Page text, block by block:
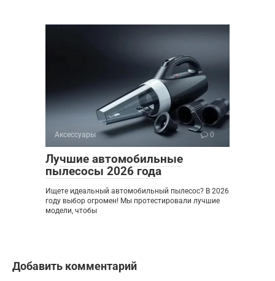
Аксессуары 0
Лучшие автомобильные
пылесосы 2026 года
Ищете идеальный автомобильный пылесос? В 2026
году выбор огромен! Мы протестировали лучшие
модели, чтобы
Добавить комментарий